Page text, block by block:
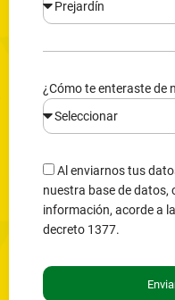
¿Cómo te enteraste de
Al enviarnos tus
nuestra base de
información, acorde a
decreto 1377.